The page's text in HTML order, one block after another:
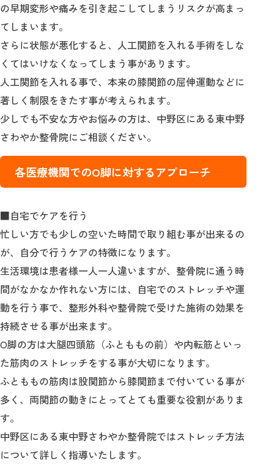
の早期変形や痛みを引き起こしてしまうリスクが高まっ
てしまいます。
さらに状態が悪化すると、人工関節を入れる手術をしな
くてはいけなくなってしまう事があります。
人工関節を入れる事で、本来の膝関節の屈伸運動などに
著しく制限をきたす事が考えられます。
少しでも不安な方やお悩みの方は、中野区にある東中野
さわやか整骨院にご相談ください。
各医療機関でのО脚に対するアプローチ
■自宅でケアを行う
忙しい方でも少しの空いた時間で取り組む事が出来るの
が、自分で行うケアの特徴になります。
生活環境は患者様一人一人違いますが、整骨院に通う時
間がなかなか作れない方には、自宅でのストレッチや運
動を行う事で、整形外科や整骨院で受けた施術の効果を
持続させる事が出来ます。
О脚の方は大腿四頭筋（ふとももの前）や内転筋といっ
た筋肉のストレッチをする事が大切になります。
ふとももの筋肉は股関節から膝関節まで付いている事が
多く、両関節の動きにとってとても重要な役割がありま
す。
中野区にある東中野さわやか整骨院ではストレッチ方法
について詳しく指導いたします。